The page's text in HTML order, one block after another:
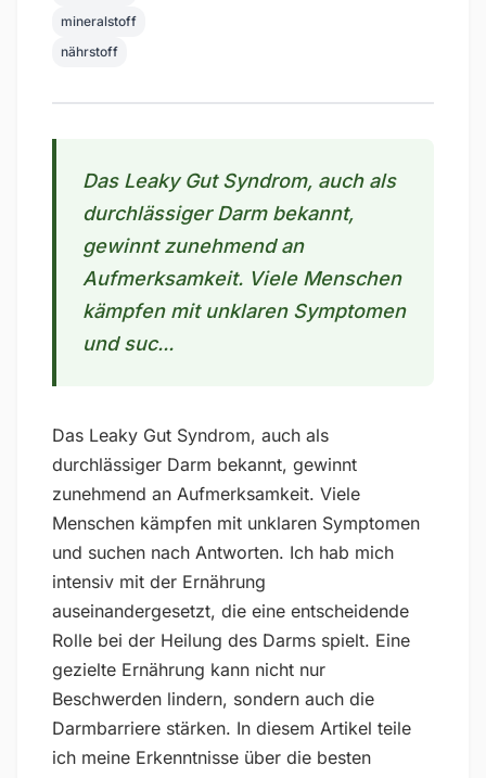
mineralstoff
nährstoff
Das Leaky Gut Syndrom, auch als
durchlässiger Darm bekannt,
gewinnt zunehmend an
Aufmerksamkeit. Viele Menschen
kämpfen mit unklaren Symptomen
und suc...
Das Leaky Gut Syndrom, auch als
durchlässiger Darm bekannt, gewinnt
zunehmend an Aufmerksamkeit. Viele
Menschen kämpfen mit unklaren Symptomen
und suchen nach Antworten. Ich hab mich
intensiv mit der Ernährung
auseinandergesetzt, die eine entscheidende
Rolle bei der Heilung des Darms spielt. Eine
gezielte Ernährung kann nicht nur
Beschwerden lindern, sondern auch die
Darmbarriere stärken. In diesem Artikel teile
ich meine Erkenntnisse über die besten